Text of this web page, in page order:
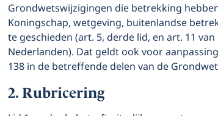
Grondwetswijzigingen die betrekking
Koningschap, wetgeving, buitenlandse
te geschieden (art. 5, derde lid, en art. 11
Nederlanden). Dat geldt ook voor
138 in de betreffende delen van de
Rubricering